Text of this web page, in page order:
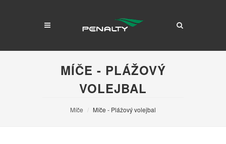
MÍČE - PLÁŽOVÝ
VOLEJBAL
Míče Míče - Plážový volejbal